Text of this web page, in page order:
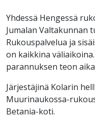
Yhdessä Hengessä
Jumalan Valtakunnan
Rukouspalvelua ja
on kaikkina
parannuksen teon
Järjestäjinä Kolarin
Muurinaukossa-
Betania-koti.